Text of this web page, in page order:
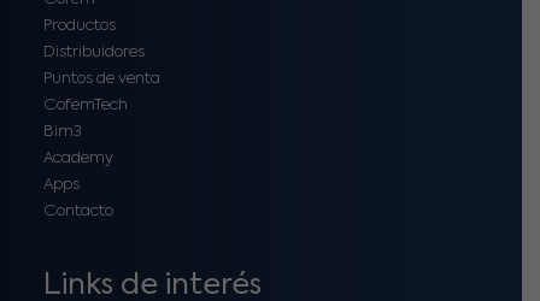
Productos
Distribuidores
Puntos de venta
CofemTech
Bim3
Academy
Apps
Contacto
Links de interés